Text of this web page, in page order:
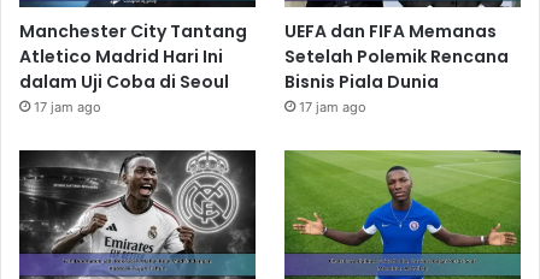
Manchester City Tantang
Atletico Madrid Hari Ini
dalam Uji Coba di Seoul
17 jam ago
UEFA dan FIFA Memanas
Setelah Polemik Rencana
Bisnis Piala Dunia
17 jam ago